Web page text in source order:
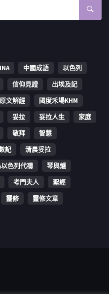
中國成語
以色列
信仰見證
出埃及記
原文解經
國度禾場KHM
妥拉 妥拉人生
家庭
敬拜
智慧
記
清晨妥拉
色列代禱
琴與爐
考門夫人
聖經
靈修 靈修文章